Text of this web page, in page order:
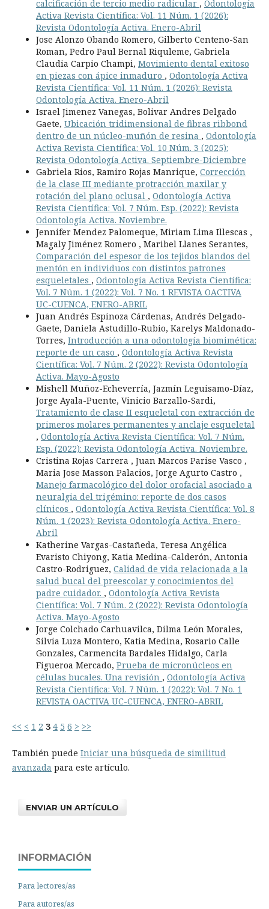
calcificación de tercio medio radicular , Odontología
Activa Revista Científica: Vol. 11 Núm. 1 (2026):
Revista Odontología Activa. Enero-Abril
Jose Alonzo Obando Romero, Gilberto Centeno-San
Roman, Pedro Paul Bernal Riquleme, Gabriela
Claudia Carpio Champi, Movimiento dental exitoso
en piezas con ápice inmaduro , Odontología Activa
Revista Científica: Vol. 11 Núm. 1 (2026): Revista
Odontología Activa. Enero-Abril
Israel Jimenez Vanegas, Bolivar Andres Delgado
Gaete, Ubicación tridimensional de fibras ribbond
dentro de un núcleo-muñón de resina , Odontología
Activa Revista Científica: Vol. 10 Núm. 3 (2025):
Revista Odontología Activa. Septiembre-Diciembre
Gabriela Rios, Ramiro Rojas Manrique, Corrección
de la clase III mediante protracción maxilar y
rotación del plano oclusal , Odontología Activa
Revista Científica: Vol. 7 Núm. Esp. (2022): Revista
Odontología Activa. Noviembre.
Jennifer Mendez Palomeque, Miriam Lima Illescas ,
Magaly Jiménez Romero , Maribel Llanes Serantes,
Comparación del espesor de los tejidos blandos del
mentón en individuos con distintos patrones
esqueletales , Odontología Activa Revista Científica:
Vol. 7 Núm. 1 (2022): Vol. 7 No. 1 REVISTA OACTIVA
UC-CUENCA, ENERO-ABRIL
Juan Andrés Espinoza Cárdenas, Andrés Delgado-
Gaete, Daniela Astudillo-Rubio, Karelys Maldonado-
Torres, Introducción a una odontología biomimética:
reporte de un caso , Odontología Activa Revista
Científica: Vol. 7 Núm. 2 (2022): Revista Odontología
Activa. Mayo-Agosto
Mishell Muñoz-Echeverría, Jazmín Leguisamo-Díaz,
Jorge Ayala-Puente, Vinicio Barzallo-Sardi,
Tratamiento de clase II esqueletal con extracción de
primeros molares permanentes y anclaje esqueletal
, Odontología Activa Revista Científica: Vol. 7 Núm.
Esp. (2022): Revista Odontología Activa. Noviembre.
Cristina Rojas Carrera , Juan Marcos Parise Vasco ,
Maria Jose Masson Palacios, Jorge Agurto Castro ,
Manejo farmacológico del dolor orofacial asociado a
neuralgia del trigémino: reporte de dos casos
clínicos , Odontología Activa Revista Científica: Vol. 8
Núm. 1 (2023): Revista Odontología Activa. Enero-
Abril
Katherine Vargas-Castañeda, Teresa Angélica
Evaristo Chiyong, Katia Medina-Calderón, Antonia
Castro-Rodriguez, Calidad de vida relacionada a la
salud bucal del preescolar y conocimientos del
padre cuidador. , Odontología Activa Revista
Científica: Vol. 7 Núm. 2 (2022): Revista Odontología
Activa. Mayo-Agosto
Jorge Colchado Carhuavilca, Dilma León Morales,
Silvia Luza Montero, Katia Medina, Rosario Calle
Gonzales, Carmencita Bardales Hidalgo, Carla
Figueroa Mercado, Prueba de micronúcleos en
células bucales. Una revisión , Odontología Activa
Revista Científica: Vol. 7 Núm. 1 (2022): Vol. 7 No. 1
REVISTA OACTIVA UC-CUENCA, ENERO-ABRIL
<< < 1 2 3 4 5 6 > >>
También puede Iniciar una búsqueda de similitud
avanzada para este artículo.
ENVIAR UN ARTÍCULO
INFORMACIÓN
Para lectores/as
Para autores/as